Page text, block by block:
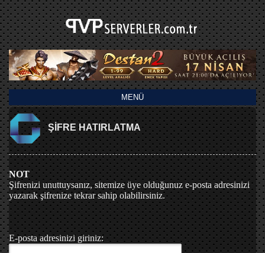
MENÜ
ŞİFRE HATIRLATMA
NOT
Şifrenizi unuttuysanız, sitemize üye olduğunuz e-posta adresinizi
yazarak şifrenize tekrar sahip olabilirsiniz.
E-posta adresinizi giriniz: